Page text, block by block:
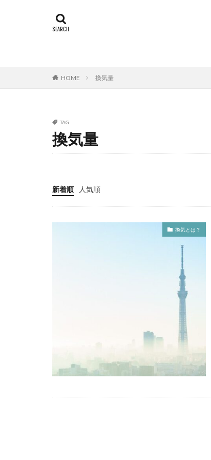
HOME 換気量
TAG
換気量
新着順 人気順
換気とは？
ダクト